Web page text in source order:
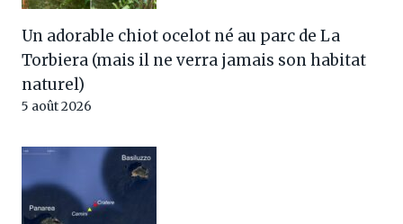
Un adorable chiot ocelot né au parc de La
Torbiera (mais il ne verra jamais son habitat
naturel)
5 août 2026